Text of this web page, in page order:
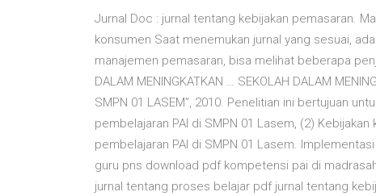
Jurnal Doc : jurnal tentang kebijakan pemasaran.
konsumen Saat menemukan jurnal yang sesuai,
manajemen pemasaran, bisa melihat beberapa
DALAM MENINGKATKAN … SEKOLAH DALAM
SMPN 01 LASEM”, 2010. Penelitian ini bertujuan
pembelajaran PAI di SMPN 01 Lasem, (2)
pembelajaran PAI di SMPN 01 Lasem.
guru pns download pdf kompetensi pai di
jurnal tentang proses belajar pdf jurnal tentang